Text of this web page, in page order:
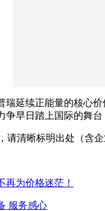
瑞延续正能量的核心
争早日踏上国际的舞
请清晰标明出处（含
为价格迷茫！
服务感心